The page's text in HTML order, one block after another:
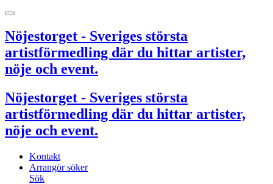
Nöjestorget - Sveriges största
artistförmedling där du hittar artister,
nöje och event.
Nöjestorget - Sveriges största
artistförmedling där du hittar artister,
nöje och event.
Kontakt
Arrangör söker
Sök